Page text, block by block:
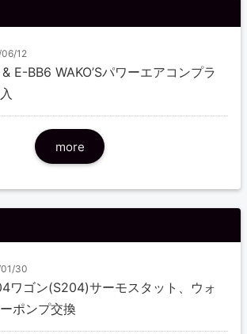
12
E-BB6 WAKO’Sパワーエアコンプラ
more
30
ワゴン(S204)サーモスタット、ウォ
ポンプ交換